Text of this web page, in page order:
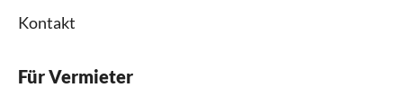
Kontakt
Für Vermieter